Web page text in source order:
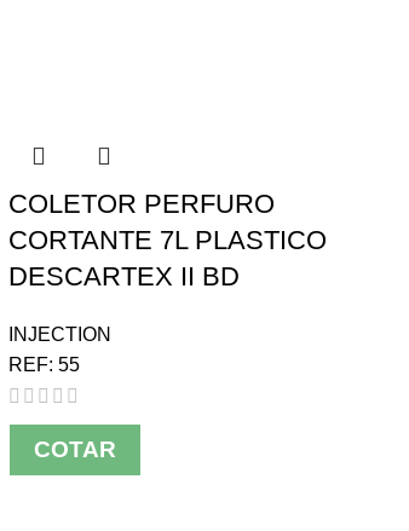
COLETOR PERFURO
CORTANTE 7L PLASTICO
DESCARTEX II BD
INJECTION
REF: 55
COTAR